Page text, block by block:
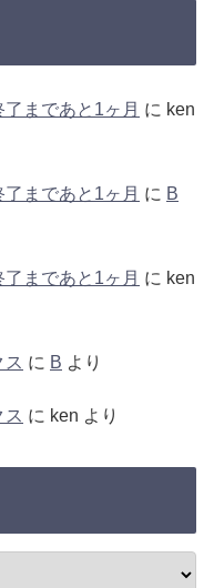
まであと1ヶ月 に ken
まであと1ヶ月 に B
まであと1ヶ月 に ken
に B より
に ken より